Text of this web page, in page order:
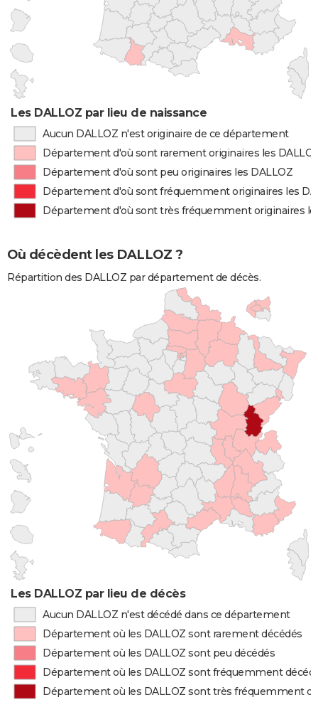
Les DALLOZ par lieu de naissance
Aucun DALLOZ n'est originaire de ce département
Département d'où sont rarement originaires les
Département d'où sont peu originaires les DALLOZ
Département d'où sont fréquemment originaires les
Département d'où sont très fréquemment originaires
Où décèdent les DALLOZ ?
Répartition des DALLOZ par département de décès.
Les DALLOZ par lieu de décès
Aucun DALLOZ n'est décédé dans ce département
Département où les DALLOZ sont rarement décédés
Département où les DALLOZ sont peu décédés
Département où les DALLOZ sont fréquemment
Département où les DALLOZ sont très fréquemment